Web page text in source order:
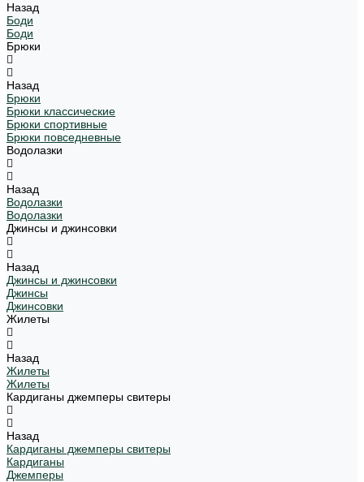
Назад
Боди
Боди
Брюки
Назад
Брюки
Брюки классические
Брюки спортивные
Брюки повседневные
Водолазки
Назад
Водолазки
Водолазки
Джинсы и джинсовки
Назад
Джинсы и джинсовки
Джинсы
Джинсовки
Жилеты
Назад
Жилеты
Жилеты
Кардиганы джемперы свитеры
Назад
Кардиганы джемперы свитеры
Кардиганы
Джемперы